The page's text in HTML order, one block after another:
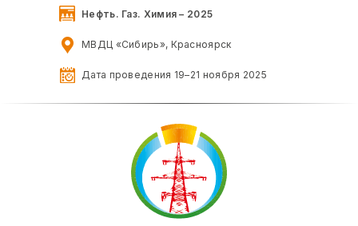
Дата проведения 19–21 ноября 2025
МВДЦ «Сибирь», Красноярск
Нефть. Газ. Химия – 2025